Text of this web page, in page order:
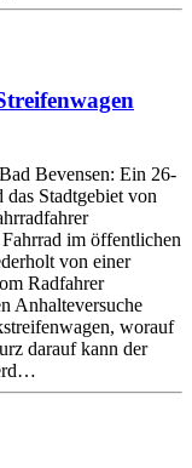
Bevensen: Ein 26-
Stadtgebiet von
im öffentlichen
von einer
Radfahrer
Anhalteversuche
worauf
darauf kann der